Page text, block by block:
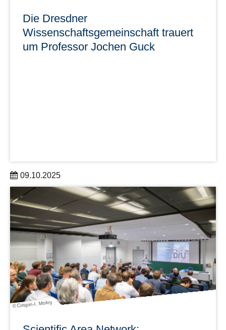
Die Dresdner
Wissenschaftsgemeinschaft trauert
um Professor Jochen Guck
09.10.2025
Mit großer Betroffenheit geben wir bekannt, dass
Professor Jochen Guck am 3. Oktober nach schwerer
Krankheit unerwartet verstorben ist.
mehr erfahren
© Crispin-I. Mokry